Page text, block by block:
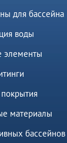
для бассейна
воды
элементы
материалы
бассейнов